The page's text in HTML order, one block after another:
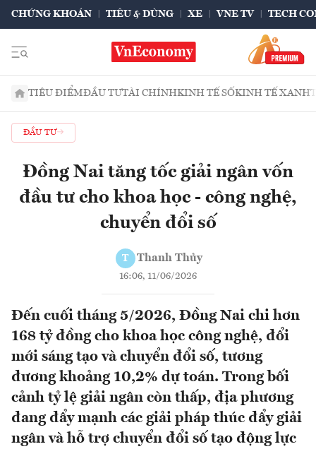
CHỨNG KHOÁN TIÊU & DÙNG XE VNE TV TECH
TIÊU ĐIỂMĐẦU TƯTÀI CHÍNHKINH TẾ SỐKINH TẾ XANH
ĐẦU TƯ
Đồng Nai tăng tốc giải ngân vốn
đầu tư cho khoa học - công nghệ,
chuyển đổi số
T Thanh Thủy
16:06, 11/06/2026
Đến cuối tháng 5/2026, Đồng Nai chi hơn
168 tỷ đồng cho khoa học công nghệ, đổi
mới sáng tạo và chuyển đổi số, tương
đương khoảng 10,2% dự toán. Trong bối
cảnh tỷ lệ giải ngân còn thấp, địa phương
đang đẩy mạnh các giải pháp thúc đẩy giải
ngân và hỗ trợ chuyển đổi số tạo động lực